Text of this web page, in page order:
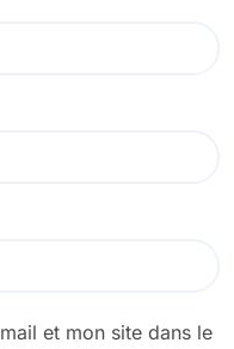
et mon site dans le